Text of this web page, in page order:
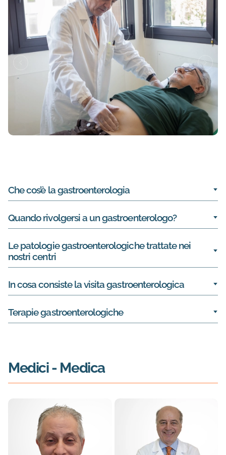
Che cos’è la gastroenterologia
Quando rivolgersi a un gastroenterologo?
Le patologie gastroenterologiche trattate nei
nostri centri
In cosa consiste la visita gastroenterologica
Terapie gastroenterologiche
Medici- Medica